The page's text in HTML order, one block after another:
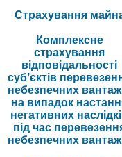
Страхування
Комплексне
страхування
відповідальності
суб’єктів
небезпечних
на випадок
негативних
під час
небезпечних